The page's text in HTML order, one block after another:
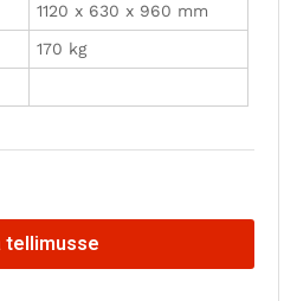
1120 x 630 x 960 mm
170 kg
tellimusse